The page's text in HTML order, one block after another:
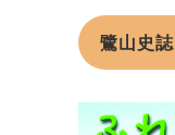
鷺山史誌